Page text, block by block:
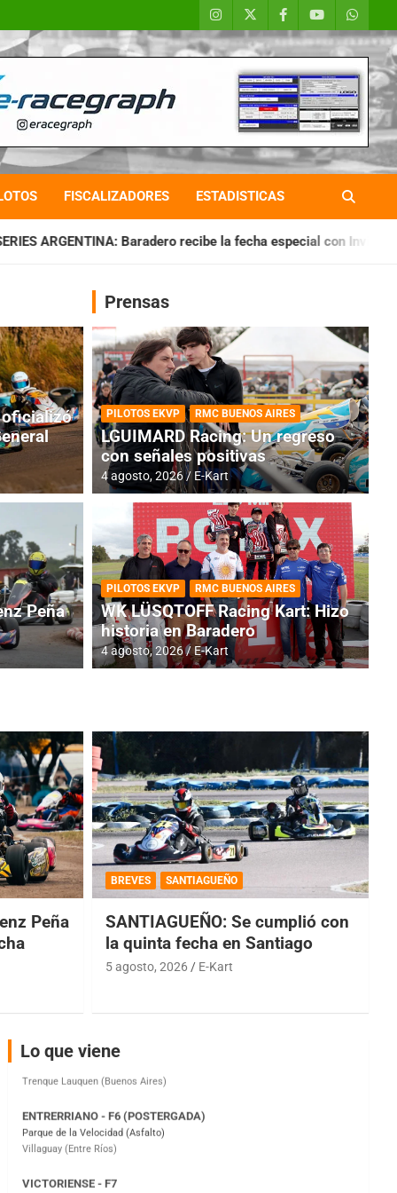
FISCALIZADORES ESTADISTICAS
recibe la fecha especial con Invitados CHAQUEÑO
RMC BUENOS AIRES
Cerró una jornada
oficializó
Peña
Prensas
PILOTOS EKVP RMC BUENOS AIRES
LGUIMARD Racing: Un regreso
con señales positivas
4 agosto, 2026 E-Kart
PILOTOS EKVP RMC BUENOS AIRES
WK LÜSQTOFF Racing Kart: Hizo
historia en Baradero
4 agosto, 2026 E-Kart
Peña
BREVES SANTIAGUEÑO
SANTIAGUEÑO: Se cumplió con
la quinta fecha en Santiago
5 agosto, 2026 E-Kart
Lo que viene
COBERTURA ESPECIAL DE E-KART.COM.AR
08/09-AGO
IAME SERIES ARGENTINA 6
Baradero (Buenos Aires)
Ciudad de Trenque Lauquen (Asfalto)
Parque de la Velocidad (Asfalto)
Villaguay (Entre Ríos)
El Cerro (Tierra)
Victoria (Entre Ríos)
Moto Club Reginense (Tierra)